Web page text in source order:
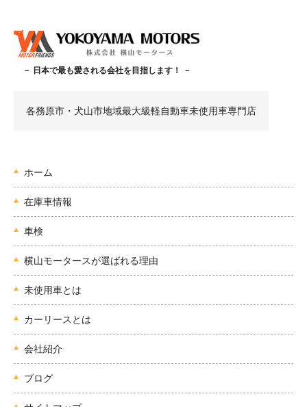
－ 日本で最も愛される会社を目指します！ －
各務原市・犬山市地域最大級軽自動車未使用車専門店
ホーム
在庫車情報
車検
横山モータースが選ばれる理由
未使用車とは
カーリースとは
会社紹介
ブログ